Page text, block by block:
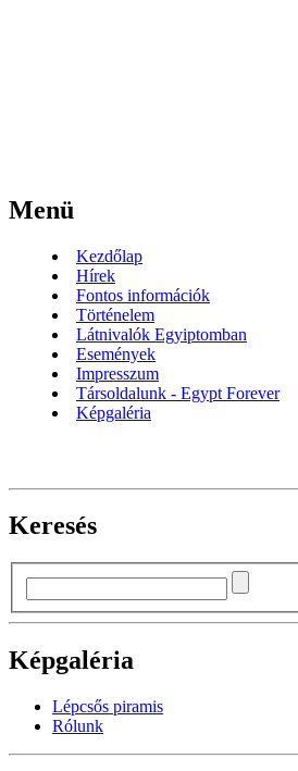
Menü
Kezdőlap
Hírek
Fontos információk
Történelem
Látnivalók Egyiptomban
Események
Impresszum
Társoldalunk - Egypt Forever
Képgaléria
Keresés
Képgaléria
Lépcsős piramis
Rólunk